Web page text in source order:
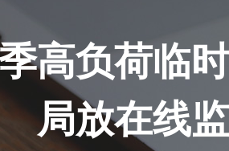
高负荷临
局放在线